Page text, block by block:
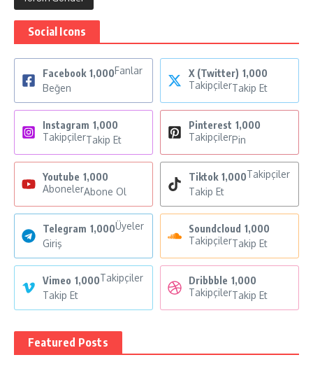
Social Icons
Facebook 1,000Fanlar
Beğen
X (Twitter) 1,000
TakipçilerTakip Et
Instagram 1,000
TakipçilerTakip Et
Pinterest 1,000
TakipçilerPin
Youtube 1,000
AbonelerAbone Ol
Tiktok 1,000Takipçiler
Takip Et
Telegram 1,000Üyeler
Giriş
Soundcloud 1,000
TakipçilerTakip Et
Vimeo 1,000Takipçiler
Takip Et
Dribbble 1,000
TakipçilerTakip Et
Featured Posts